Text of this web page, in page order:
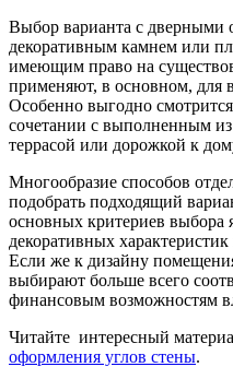
Выбор варианта с дверными
декоративным камнем или
имеющим право на
применяют, в основном, для
Особенно выгодно
сочетании с выполненным
террасой или дорожкой к
Многообразие способов
подобрать подходящий
основных критериев выбора
декоративных
Если же к дизайну
выбирают больше всего
финансовым возможностям
Читайте интересный
оформления углов стены.